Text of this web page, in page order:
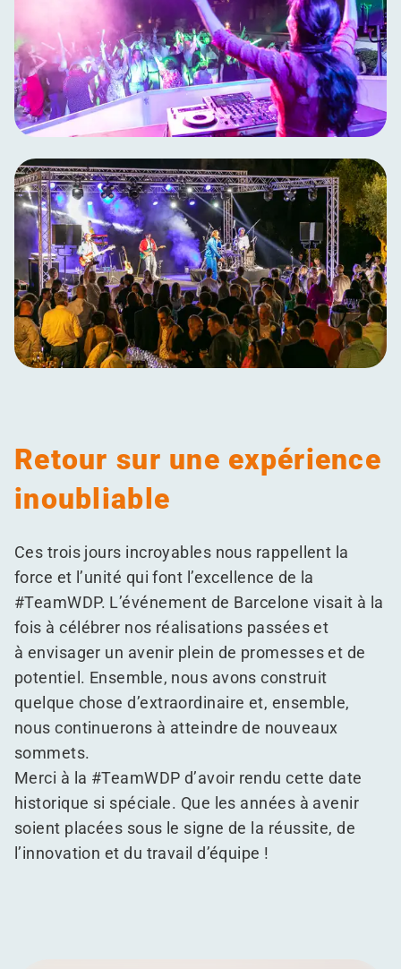
Retour sur une expérience
inoubliable
Ces trois jours incroyables nous rappellent la
force et l’unité qui font l’excellence de la
#TeamWDP. L’événement de Barcelone visait à la
fois à célébrer nos réalisations passées et
à envisager un avenir plein de promesses et de
potentiel. Ensemble, nous avons construit
quelque chose d’extraordinaire et, ensemble,
nous continuerons à atteindre de nouveaux
sommets.
Merci à la #TeamWDP d’avoir rendu cette date
historique si spéciale. Que les années à avenir
soient placées sous le signe de la réussite, de
l’innovation et du travail d’équipe !